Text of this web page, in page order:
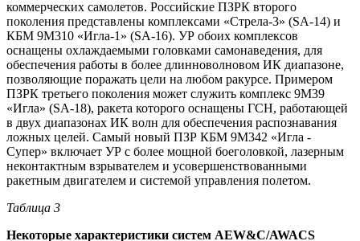
коммерческих самолетов. Российские ПЗРК второго
поколения представлены комплексами «Стрела-3» (SA-14) и
КБМ 9М310 «Игла-1» (SA-16). УР обоих комплексов
оснащены охлаждаемыми головками самонаведения, для
обеспечения работы в более длинноволновом ИК диапазоне,
позволяющие поражать цели на любом ракурсе. Примером
ПЗРК третьего поколения может служить комплекс 9М39
«Игла» (SA-18), ракета которого оснащены ГСН, работающей
в двух диапазонах ИК волн для обеспечения распознавания
ложных целей. Самый новый ПЗР КБМ 9М342 «Игла -
Супер» включает УР с более мощной боеголовкой, лазерным
неконтактным взрывателем и усовершенствованными
ракетным двигателем и системой управления полетом.
Таблица 3
Некоторые характеристики систем AEW&C/AWACS